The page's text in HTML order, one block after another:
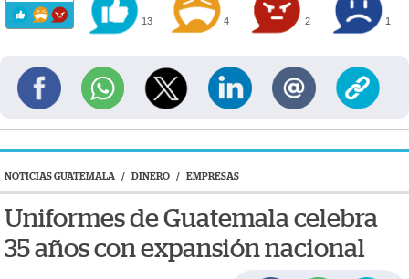
13 4 2 1
NOTICIAS GUATEMALA / DINERO / EMPRESAS
Uniformes de Guatemala celebra
35 años con expansión nacional